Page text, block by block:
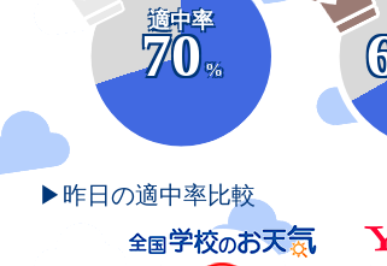
適中率
70
%
▶昨日の適中率比較